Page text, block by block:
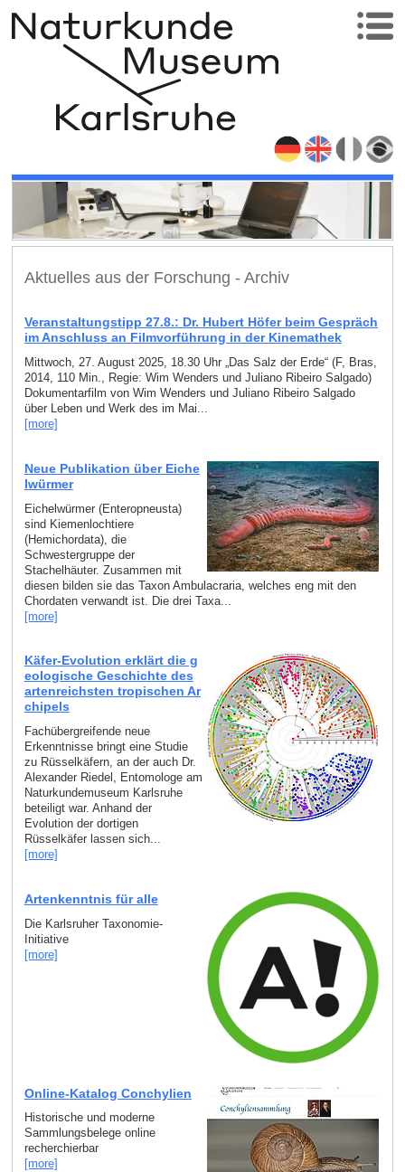
Aktuelles aus der Forschung - Archiv
Veranstaltungstipp 27.8.: Dr. Hubert Höfer beim Gespräch
im Anschluss an Filmvorführung in der Kinemathek
Mittwoch, 27. August 2025, 18.30 Uhr „Das Salz der Erde“ (F, Bras,
2014, 110 Min., Regie: Wim Wenders und Juliano Ribeiro Salgado)
Dokumentarfilm von Wim Wenders und Juliano Ribeiro Salgado
über Leben und Werk des im Mai...
[more]
Neue Publikation über Eiche
lwürmer
Eichelwürmer (Enteropneusta)
sind Kiemenlochtiere
(Hemichordata), die
Schwestergruppe der
Stachelhäuter. Zusammen mit
diesen bilden sie das Taxon Ambulacraria, welches eng mit den
Chordaten verwandt ist. Die drei Taxa...
[more]
Käfer-Evolution erklärt die g
eologische Geschichte des
artenreichsten tropischen Ar
chipels
Fachübergreifende neue
Erkenntnisse bringt eine Studie
zu Rüsselkäfern, an der auch Dr.
Alexander Riedel, Entomologe am
Naturkundemuseum Karlsruhe
beteiligt war. Anhand der
Evolution der dortigen
Rüsselkäfer lassen sich...
[more]
Artenkenntnis für alle
Die Karlsruher Taxonomie-
Initiative
[more]
Online-Katalog Conchylien
Historische und moderne
Sammlungsbelege online
recherchierbar
[more]